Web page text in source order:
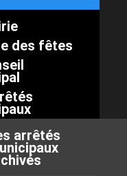
des fêtes
arrêtés